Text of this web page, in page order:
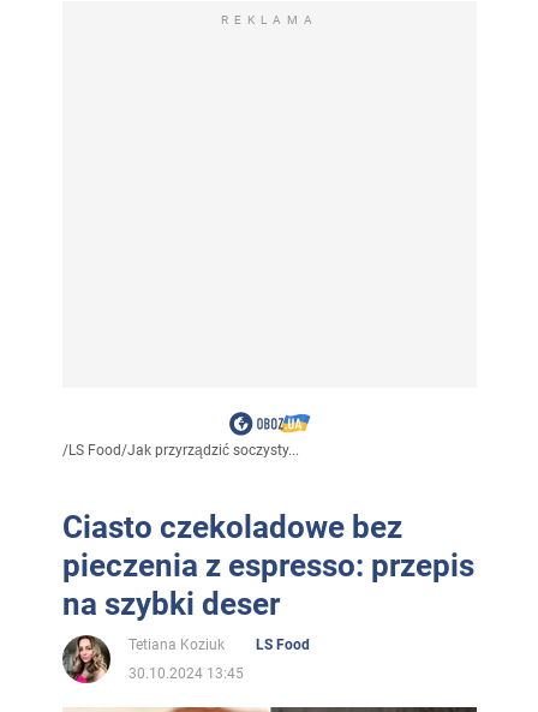
REKLAMA
/LS Food/Jak przyrządzić soczysty...
Ciasto czekoladowe bez
pieczenia z espresso: przepis
na szybki deser
Tetiana Koziuk
LS Food
30.10.2024 13:45